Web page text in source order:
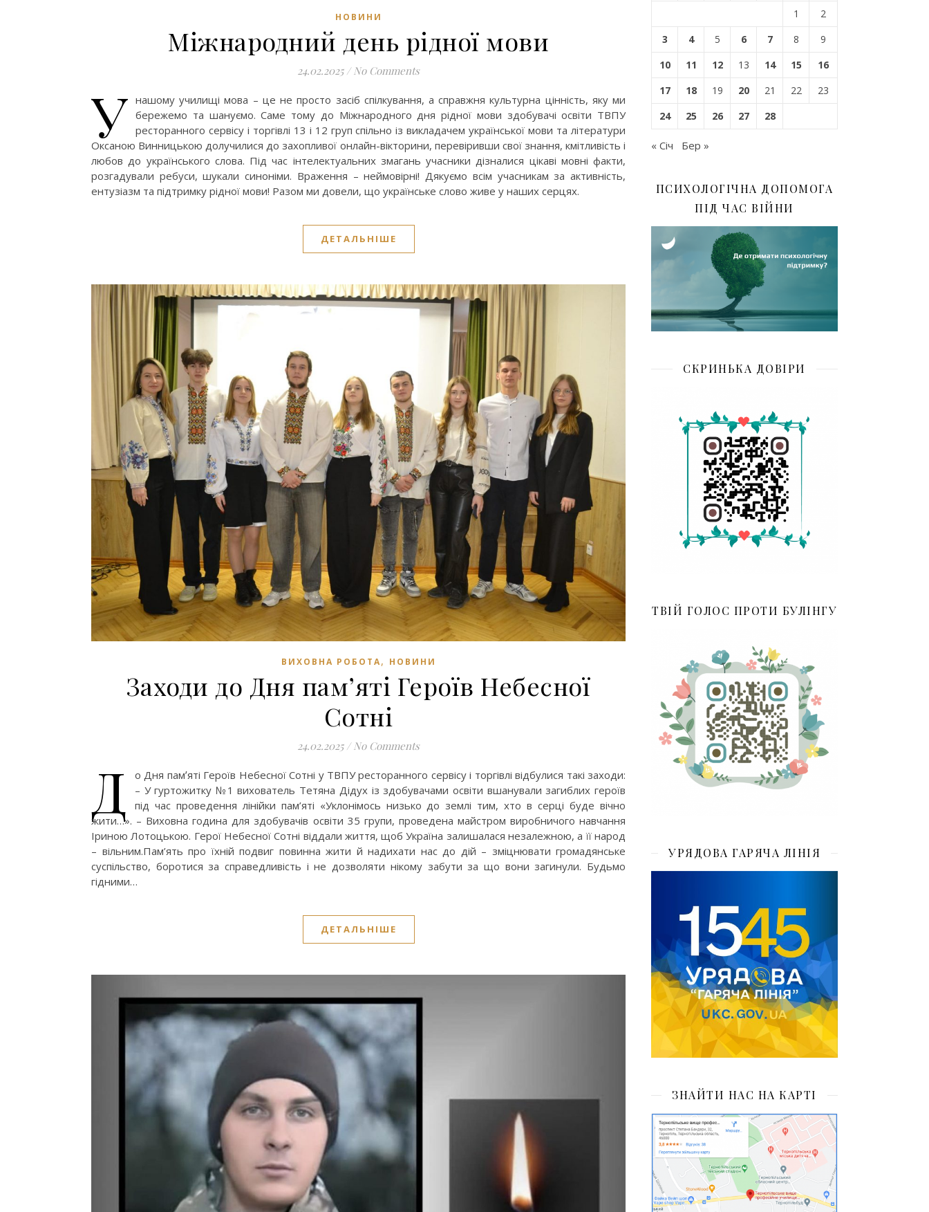
НОВИНИ
Міжнародний день рідної мови
24.02.2025 / No Comments
У нашому училищі мова – це не просто засіб спілкування, а справжня культурна цінність, яку ми
бережемо та шануємо. Саме тому до Міжнародного дня рідної мови здобувачі освіти ТВПУ
ресторанного сервісу і торгівлі 13 і 12 груп спільно із викладачем української мови та літератури
Оксаною Винницькою долучилися до захопливої онлайн-вікторини, перевіривши свої знання, кмітливість і
любов до українського слова. Під час інтелектуальних змагань учасники дізналися цікаві мовні факти,
розгадували ребуси, шукали синоніми. Враження – неймовірні! Дякуємо всім учасникам за активність,
ентузіазм та підтримку рідної мови! Разом ми довели, що українське слово живе у наших серцях.
ДЕТАЛЬНІШЕ
ВИХОВНА РОБОТА, НОВИНИ
Заходи до Дня памʼяті Героїв Небесної
Сотні
24.02.2025 / No Comments
Д
о Дня памʼяті Героїв Небесної Сотні у ТВПУ ресторанного сервісу і торгівлі відбулися такі заходи:
– У гуртожитку №1 вихователь Тетяна Дідух із здобувачами освіти вшанували загиблих героїв
під час проведення лінійки пам’яті «Уклонімось низько до землі тим, хто в серці буде вічно
жити…». – Виховна година для здобувачів освіти 35 групи, проведена майстром виробничого навчання
Іриною Лотоцькою. Герої Небесної Сотні віддали життя, щоб Україна залишалася незалежною, а її народ
– вільним.Пам’ять про їхній подвиг повинна жити й надихати нас до дій – зміцнювати громадянське
суспільство, боротися за справедливість і не дозволяти нікому забути за що вони загинули. Будьмо
гідними…
ДЕТАЛЬНІШЕ
1
2
3
4 5 6 7 8
9
10
11 12 13 14 15
16
17
18 19 20 21 22
23
24
25 26 27 28
« Січ Бер »
ПСИХОЛОГІЧНА ДОПОМОГА
ПІД ЧАС ВІЙНИ
СКРИНЬКА ДОВІРИ
ТВІЙ ГОЛОС ПРОТИ БУЛІНГУ
УРЯДОВА ГАРЯЧА ЛІНІЯ
ЗНАЙТИ НАС НА КАРТІ